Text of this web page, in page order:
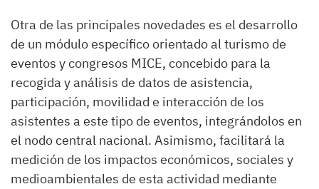
Otra de las principales novedades es el desarrollo
de un módulo específico orientado al turismo de
eventos y congresos MICE, concebido para la
recogida y análisis de datos de asistencia,
participación, movilidad e interacción de los
asistentes a este tipo de eventos, integrándolos en
el nodo central nacional. Asimismo, facilitará la
medición de los impactos económicos, sociales y
medioambientales de esta actividad mediante